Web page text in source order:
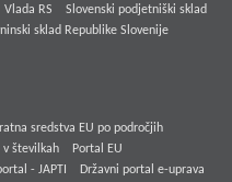
Vlada RS
Slovenski podjetniški sklad
sklad Republike Slovenije
sredstva EU po področjih
v številkah
Portal EU
- JAPTI
Državni portal e-uprava